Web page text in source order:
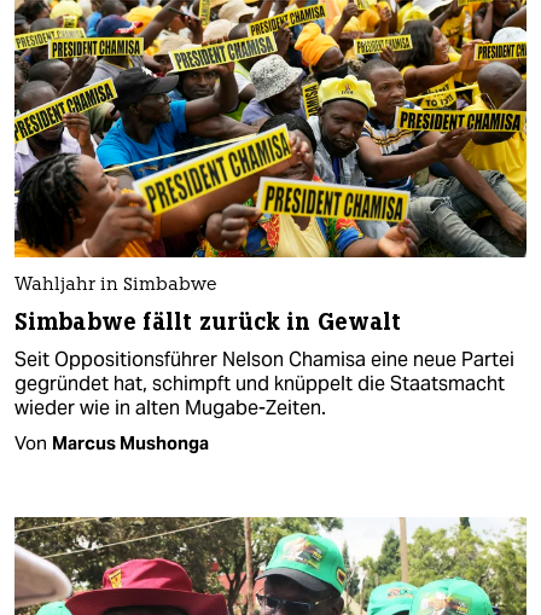
Wahljahr in Simbabwe
Simbabwe fällt zurück in Gewalt
Seit Oppositionsführer Nelson Chamisa eine neue Partei
gegründet hat, schimpft und knüppelt die Staatsmacht
wieder wie in alten Mugabe-Zeiten.
Von Marcus Mushonga